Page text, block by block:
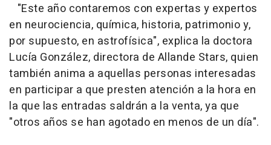
"Este año contaremos con expertas y expertos
en neurociencia, química, historia, patrimonio y,
por supuesto, en astrofísica", explica la doctora
Lucía González, directora de Allande Stars, quien
también anima a aquellas personas interesadas
en participar a que presten atención a la hora en
la que las entradas saldrán a la venta, ya que
"otros años se han agotado en menos de un día".